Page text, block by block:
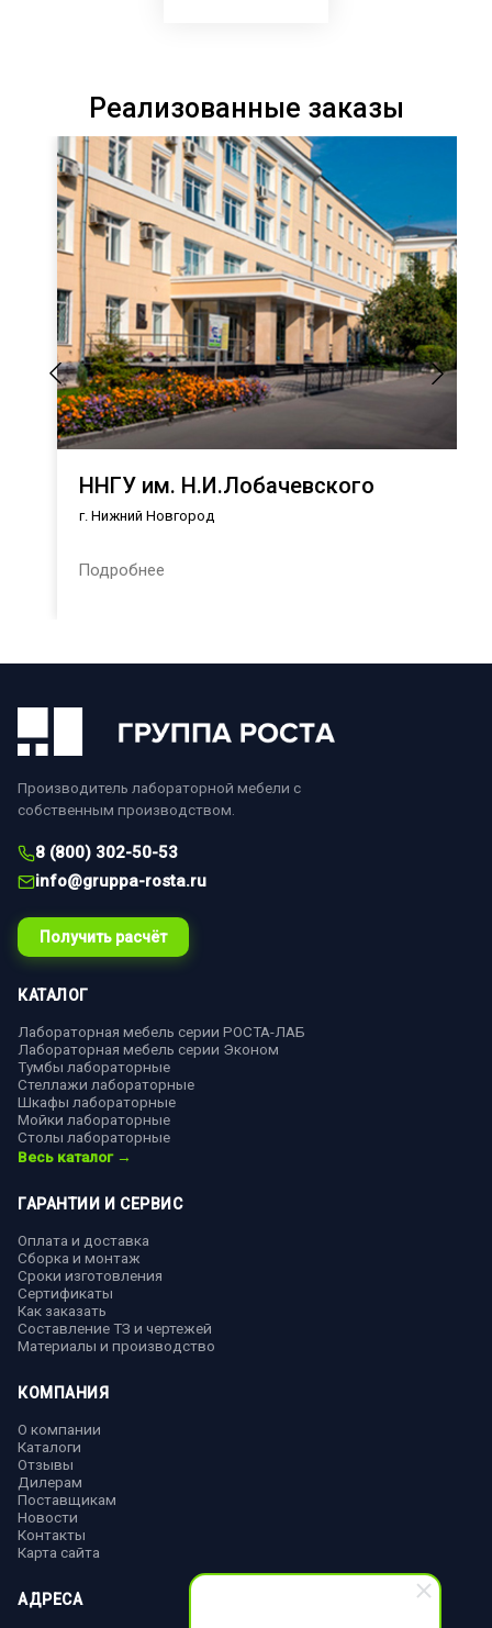
Реализованные заказы
ННГУ им. Н.И.Лобачевского
г. Нижний Новгород
Подробнее
Производитель лабораторной мебели с
собственным производством.
8 (800) 302-50-53
info@gruppa-rosta.ru
Получить расчёт
КАТАЛОГ
Лабораторная мебель серии РОСТА-ЛАБ
Лабораторная мебель серии Эконом
Тумбы лабораторные
Стеллажи лабораторные
Шкафы лабораторные
Мойки лабораторные
Столы лабораторные
Весь каталог →
ГАРАНТИИ И СЕРВИС
Оплата и доставка
Сборка и монтаж
Сроки изготовления
Сертификаты
Как заказать
Составление ТЗ и чертежей
Материалы и производство
КОМПАНИЯ
О компании
Каталоги
Отзывы
Дилерам
Поставщикам
Новости
Контакты
Карта сайта
АДРЕСА